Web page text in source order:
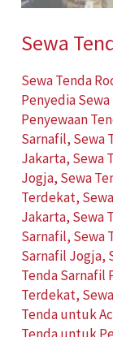
Sewa
Sewa Tenda
Penyedia
Penyewaan
Sarnafil, Sewa
Jakarta, Sewa
Jogja, Sewa
Terdekat,
Jakarta, Sewa
Sarnafil, Sewa
Sarnafil Jogja,
Tenda Sarnafil
Terdekat,
Tenda untuk